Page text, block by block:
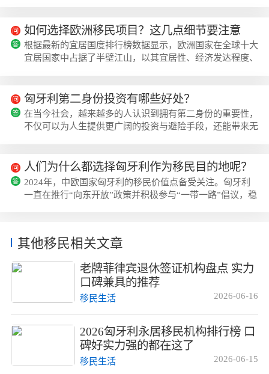
敦士登）公民，并且被认为对匈牙利的公共秩序或国家安全
构成威胁，匈牙利政府可以暂停其公民身份长达10年。而
根据匈牙利国家统计局2024年的数据，当前大概有32万匈
如何选择欧洲移民项目？这几点细节要注意
根据最新的宜居国度排行榜数据显示，欧洲国家在全球十大
宜居国家中占据了半壁江山，以其宜居性、经济发达程度、
备受关注。在谈论欧洲时，除去传统移民国家英美加澳，爱
尔兰、希腊、塞浦路斯等欧洲国家凭借其优势跻身前十。白
皮书指出，海外置业成为未来中国高净值人群的首选投资方
式，并预示财富自由、通行自由和子女教...
匈牙利第二身份投资有哪些好处？
在当今社会，越来越多的人认识到拥有第二身份的重要性，
不仅可以为人生提供更广阔的投资与避险手段，还能带来无
育优势等诸多好处。让我们一起来了解，在匈牙利配置第二
身份究竟有哪些重要好处呢？1.匈牙利身份，轻松出行许多
热爱旅行的人都深知申请签证的繁琐与成本高昂。然而，拥
有第二身份的优势在于可以免去签证烦恼...
人们为什么都选择匈牙利作为移民目的地呢？
2024年，中欧国家匈牙利的移民价值点备受关注。匈牙利
一直在推行“向东开放”政策并积极参与“一带一路”倡议，稳
欧盟+申根国家：无需额外签证即可自由通行全欧盟。2.理
3.优质资产：人民币对匈牙利福林汇率优势...
其他移民相关文章
老牌菲律宾退休签证机构盘点 实力
口碑兼具的推荐
2026-06-16
移民生活
2026匈牙利永居移民机构排行榜 口
碑好实力强的都在这了
2026-06-15
移民生活